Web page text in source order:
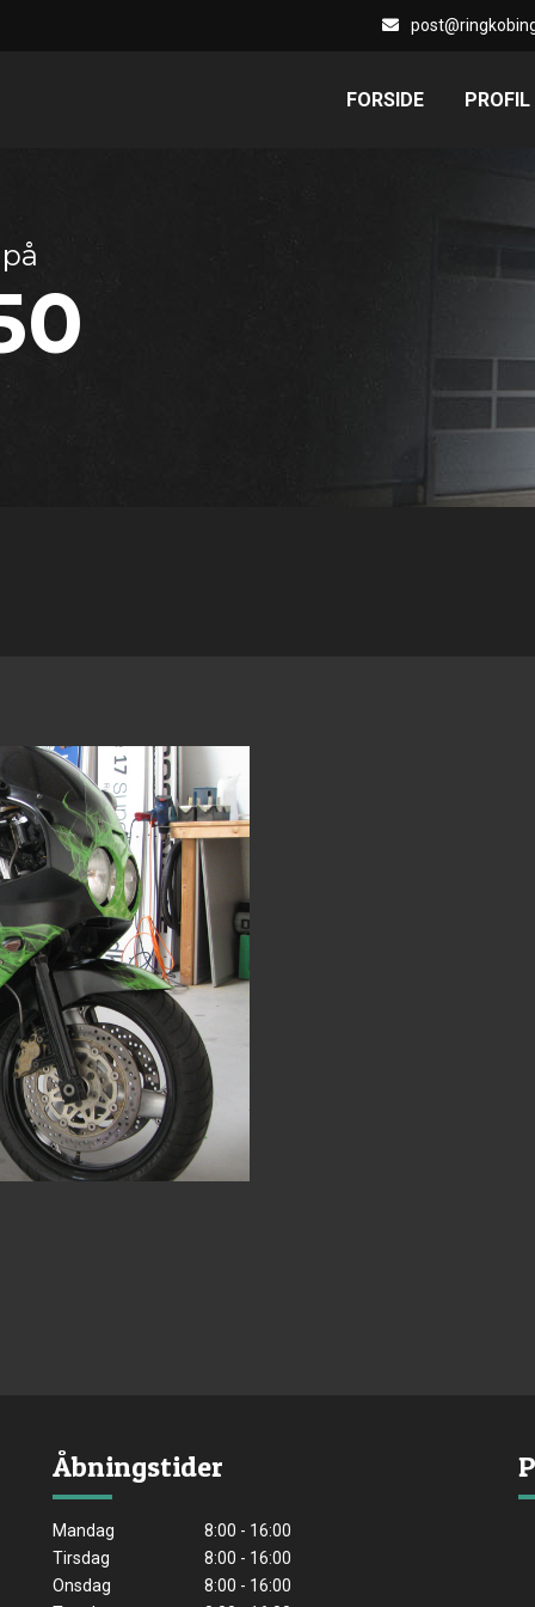
FORSIDE PROFIL
Åbningstider
Mandag
8:00 - 16:00
Tirsdag
8:00 - 16:00
Onsdag
8:00 - 16:00